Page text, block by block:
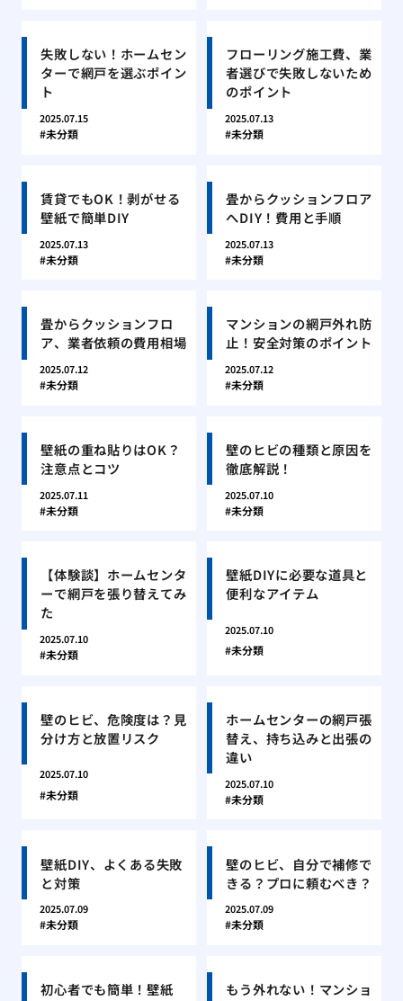
失敗しない！ホームセン
ターで網戸を選ぶポイン
ト
2025.07.15
未分類
フローリング施工費、業
者選びで失敗しないため
のポイント
2025.07.13
未分類
賃貸でもOK！剥がせる
壁紙で簡単DIY
2025.07.13
未分類
畳からクッションフロア
へDIY！費用と手順
2025.07.13
未分類
畳からクッションフロ
ア、業者依頼の費用相場
2025.07.12
未分類
マンションの網戸外れ防
止！安全対策のポイント
2025.07.12
未分類
壁紙の重ね貼りはOK？
注意点とコツ
2025.07.11
未分類
壁のヒビの種類と原因を
徹底解説！
2025.07.10
未分類
【体験談】ホームセンタ
ーで網戸を張り替えてみ
た
2025.07.10
未分類
壁紙DIYに必要な道具と
便利なアイテム
2025.07.10
未分類
壁のヒビ、危険度は？見
分け方と放置リスク
2025.07.10
未分類
ホームセンターの網戸張
替え、持ち込みと出張の
違い
2025.07.10
未分類
壁紙DIY、よくある失敗
と対策
2025.07.09
未分類
壁のヒビ、自分で補修で
きる？プロに頼むべき？
2025.07.09
未分類
初心者でも簡単！壁紙
もう外れない！マンショ